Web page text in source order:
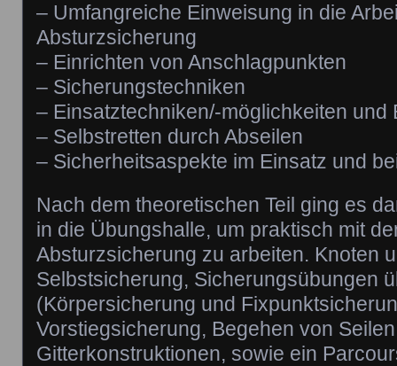
– Umfangreiche Einweisung in die
Absturzsicherung
– Einrichten von Anschlagpunkten
– Sicherungstechniken
– Einsatztechniken/-möglichkeiten und
– Selbstretten durch Abseilen
– Sicherheitsaspekte im Einsatz und
Nach dem theoretischen Teil ging es
in die Übungshalle, um praktisch mit
Absturzsicherung zu arbeiten. Knoten
Selbstsicherung, Sicherungsübungen
(Körpersicherung und
Vorstiegsicherung, Begehen von
Gitterkonstruktionen, sowie ein